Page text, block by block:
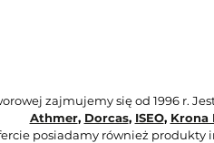
zajmujemy się od 1996 r.
Athmer, Dorcas, ISEO, Krona
posiadamy również